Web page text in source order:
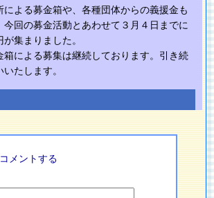
よる募金箱や、各種団体からの義援金も
今回の募金活動とあわせて３月４日までに
集まりました。
による募集は継続しております。引き続
たします。
メントする